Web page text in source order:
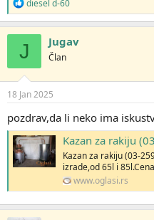
e
a
g
o
v
a
n
j
:
diesel d-60
J Jugav
Član
18 Jan 2025
pozdrav,da li neko ima
Kazan za rakiju
Kazan za rakiju (03-
izrade,od 65l i
www.oglasi.rs